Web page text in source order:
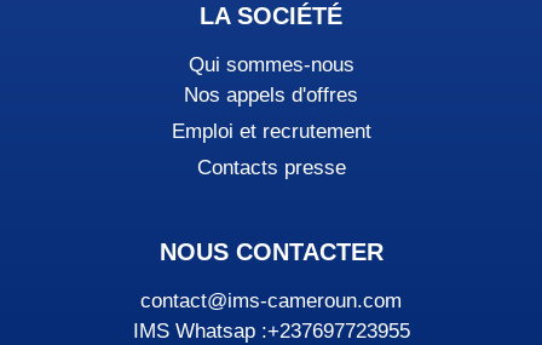
LA SOCIÉTÉ
Qui sommes-nous
Nos appels d'offres
Emploi et recrutement
Contacts presse
NOUS CONTACTER
contact@ims-cameroun.com
IMS Whatsap :+237697723955